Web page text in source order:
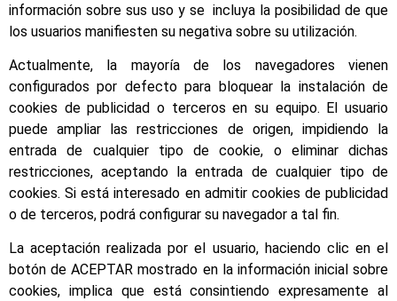
información sobre sus uso y se incluya la posibilidad de que
los usuarios manifiesten su negativa sobre su utilización.
Actualmente, la mayoría de los navegadores vienen
configurados por defecto para bloquear la instalación de
cookies de publicidad o terceros en su equipo. El usuario
puede ampliar las restricciones de origen, impidiendo la
entrada de cualquier tipo de cookie, o eliminar dichas
restricciones, aceptando la entrada de cualquier tipo de
cookies. Si está interesado en admitir cookies de publicidad
o de terceros, podrá configurar su navegador a tal fin.
La aceptación realizada por el usuario, haciendo clic en el
botón de ACEPTAR mostrado en la información inicial sobre
cookies, implica que está consintiendo expresamente al